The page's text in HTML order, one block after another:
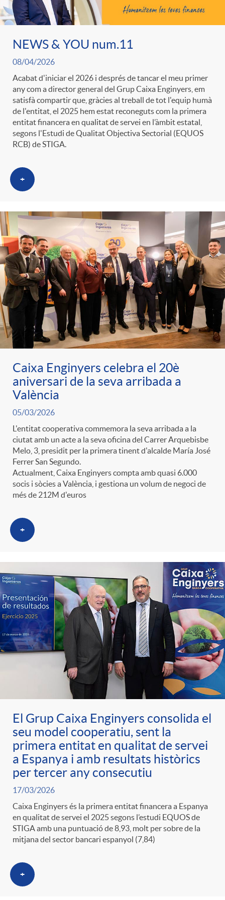
r
a
S
a
a
d
e
p
r
e
n
s
a
ó
p
e
r
c
a
t
e
g
o
r
i
e
s
t
e
n
i
d
o
A
n
c
l
a
F
i
l
t
r
o
C
a
t
e
o
r
i
a
s
l
c
a
d
o
r
d
e
c
o
n
t
i
n
g
u
t
s
NEWS & YOU num.11
08/04/2026
Acabat d'iniciar el 2026 i després de tancar el meu primer
any com a director general del Grup Caixa Enginyers, em
satisfà compartir que, gràcies al treball de tot l'equip humà
de l'entitat, el 2025 hem estat reconeguts com la primera
entitat financera en qualitat de servei en l’àmbit estatal,
segons l'Estudi de Qualitat Objectiva Sectorial (EQUOS
RCB) de STIGA.
+
Caixa Enginyers celebra el 20è
aniversari de la seva arribada a
València
05/03/2026
L'entitat cooperativa commemora la seva arribada a la
ciutat amb un acte a la seva oficina del Carrer Arquebisbe
Melo, 3, presidit per la primera tinent d'alcalde María José
Ferrer San Segundo.
Actualment, Caixa Enginyers compta amb quasi 6.000
socis i sòcies a València, i gestiona un volum de negoci de
més de 212M d'euros
+
El Grup Caixa Enginyers consolida el
seu model cooperatiu, sent la
primera entitat en qualitat de servei
a Espanya i amb resultats històrics
per tercer any consecutiu
17/03/2026
Caixa Enginyers és la primera entitat financera a Espanya
en qualitat de servei el 2025 segons l’estudi EQUOS de
STIGA amb una puntuació de 8,93, molt per sobre de la
mitjana del sector bancari espanyol (7,84)
+